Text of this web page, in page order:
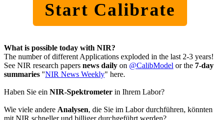
Start Calibrate
What is possible today with NIR?
The number of different Applications exploded in the last 2-3 years!
See NIR research papers news daily on @CalibModel or the 7-day
summaries "NIR News Weekly" here.
Haben Sie ein NIR-Spektrometer in Ihrem Labor?
Wie viele andere Analysen, die Sie im Labor durchführen, könnten
mit NIR schneller und billiger durchgeführt werden?